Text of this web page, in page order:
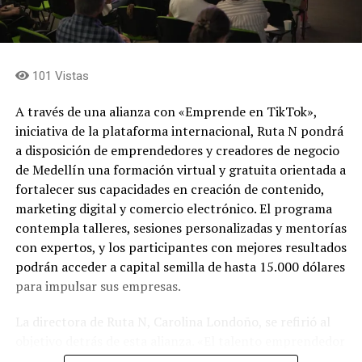
complementa con una feria comercial de 20 artesanos
tradicionales, con propuestas de joyería en filigrana,
y cerámica del Carmen de Viboral, entre otros oficios.
Del 6 al 17 de agosto, Plaza Cines, el pasillo Norte y
encuentro que reunirá el patrimonio cultural de ambos
101 Vistas
A través de una alianza con «Emprende en TikTok»,
iniciativa de la plataforma internacional, Ruta N pondrá
a disposición de emprendedores y creadores de negocio
de Medellín una formación virtual y gratuita orientada a
fortalecer sus capacidades en creación de contenido,
marketing digital y comercio electrónico. El programa
contempla talleres, sesiones personalizadas y mentorías
con expertos, y los participantes con mejores resultados
podrán acceder a capital semilla de hasta 15.000 dólares
para impulsar sus empresas.